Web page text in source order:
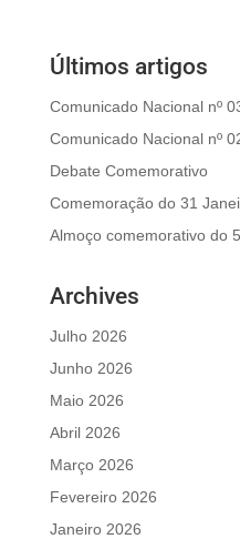
Últimos artigos
Comunicado Nacional nº
Comunicado Nacional nº
Debate Comemorativo
Comemoração do 31
Almoço comemorativo do
Archives
Julho 2026
Junho 2026
Maio 2026
Abril 2026
Março 2026
Fevereiro 2026
Janeiro 2026